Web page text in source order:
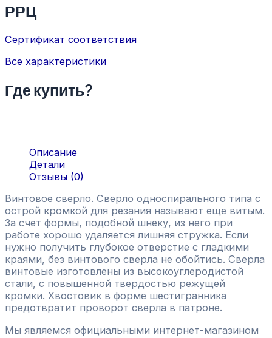
РРЦ
Сертификат соответствия
Все характеристики
Где купить?
Описание
Детали
Отзывы (0)
Винтовое сверло. Сверло односпирального типа с
острой кромкой для резания называют еще витым.
За счет формы, подобной шнеку, из него при
работе хорошо удаляется лишняя стружка. Если
нужно получить глубокое отверстие с гладкими
краями, без винтового сверла не обойтись. Сверла
винтовые изготовлены из высокоуглеродистой
стали, с повышенной твердостью режущей
кромки. Хвостовик в форме шестигранника
предотвратит проворот сверла в патроне.
Мы являемся официальными интернет-магазином